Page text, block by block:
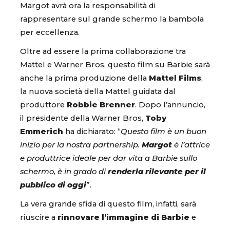
Margot avrà ora la responsabilità di
rappresentare sul grande schermo la bambola
per eccellenza.
Oltre ad essere la prima collaborazione tra
Mattel e Warner Bros, questo film su Barbie sarà
anche la prima produzione della Mattel Films,
la nuova società della Mattel guidata dal
produttore Robbie Brenner. Dopo l’annuncio,
il presidente della Warner Bros, Toby
Emmerich ha dichiarato: “Questo film è un buon
inizio per la nostra partnership. Margot è l’attrice
e produttrice ideale per dar vita a Barbie sullo
schermo, è in grado direnderla rilevante per il
pubblico di oggi”.
La vera grande sfida di questo film, infatti, sarà
riuscire a rinnovare l’immagine di Barbie e